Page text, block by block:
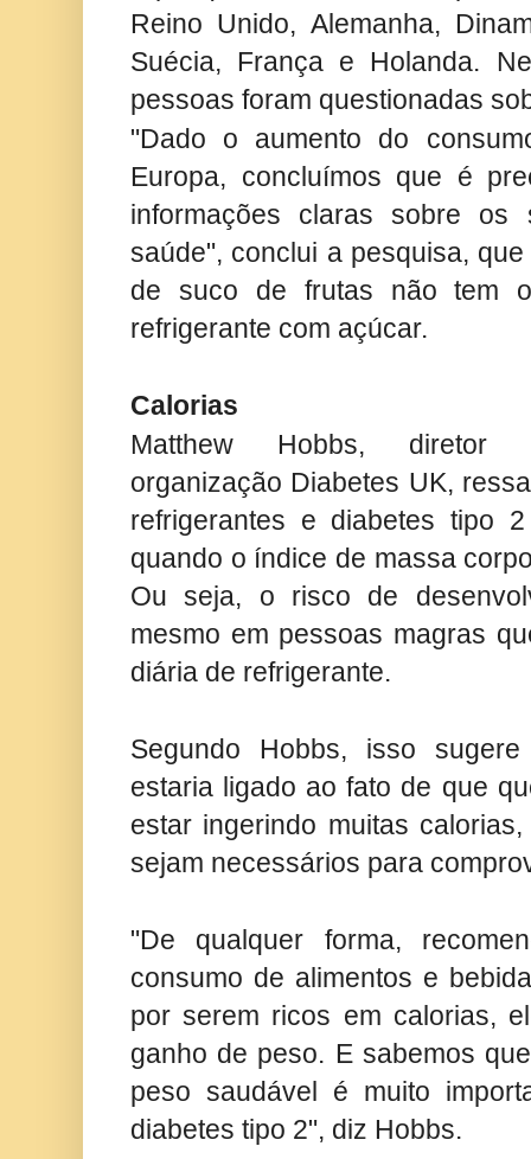
Reino Unido, Alemanha,
Suécia, França e Holanda.
pessoas foram questionadas
"Dado o aumento do
Europa, concluímos que é
informações claras sobre
saúde", conclui a pesquisa,
de suco de frutas não tem
refrigerante com açúcar.
Calorias
Matthew Hobbs,
organização Diabetes UK,
refrigerantes e diabetes tipo
quando o índice de massa
Ou seja, o risco de
mesmo em pessoas magras
diária de refrigerante.
Segundo Hobbs, isso
estaria ligado ao fato de que
estar ingerindo muitas
sejam necessários para
"De qualquer forma,
consumo de alimentos e
por serem ricos em calorias,
ganho de peso. E sabemos
peso saudável é muito
diabetes tipo 2", diz Hobbs.